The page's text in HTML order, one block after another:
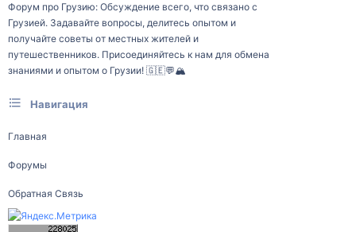
Форум про Грузию: Обсуждение всего, что связано с
Грузией. Задавайте вопросы, делитесь опытом и
получайте советы от местных жителей и
путешественников. Присоединяйтесь к нам для обмена
знаниями и опытом о Грузии! 🇬🇪💬🏔️
Навигация
Главная
Форумы
Обратная Связь